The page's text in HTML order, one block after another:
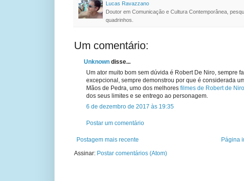
Lucas Ravazzano
Doutor em Comunicação e Cultura Contemporânea,
quadrinhos.
Um comentário:
Unknown disse...
Um ator muito bom sem dúvida é Robert De Niro, sempre
excepcional, sempre demonstrou por que é considerada
Mãos de Pedra, umo dos melhores filmes de Robert de Niro
dos seus limites e se entrego ao personagem.
6 de dezembro de 2017 às 19:35
Postar um comentário
Postagem mais recente
Página
Assinar: Postar comentários (Atom)